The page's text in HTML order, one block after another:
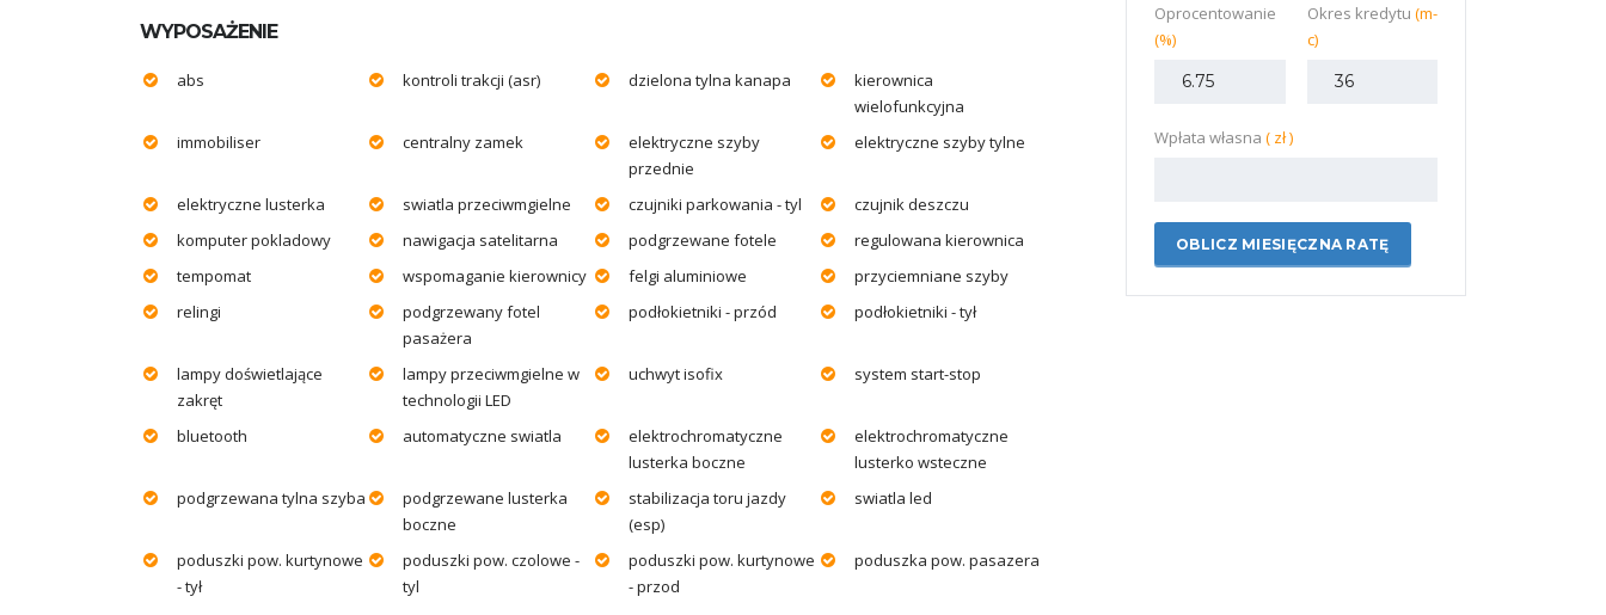
WYPOSAŻENIE
abs kontroli trakcji (asr) dzielona tylna kanapa
kierownica
wielofunkcyjna
immobiliser
centralny zamek
elektryczne szyby
przednie
elektryczne szyby tylne
elektryczne lusterka swiatla przeciwmgielne czujniki parkowania - tyl
czujnik deszczu
komputer pokladowy
nawigacja satelitarna podgrzewane fotele
regulowana kierownica
tempomat
wspomaganie kierownicy felgi aluminiowe
przyciemniane szyby
relingi
podgrzewany fotel
pasażera
podłokietniki - przód podłokietniki - tył
lampy doświetlające
zakręt
lampy przeciwmgielne w
technologii LED
uchwyt isofix system start-stop
bluetooth automatyczne swiatla
elektrochromatyczne
lusterka boczne
elektrochromatyczne
lusterko wsteczne
podgrzewana tylna szyba
podgrzewane lusterka
boczne
stabilizacja toru jazdy
(esp)
swiatla led
poduszki pow. kurtynowe
- tył
poduszki pow. czolowe -
tyl
poduszki pow. kurtynowe
- przod
poduszka pow. pasazera
Oprocentowanie
(%)
Okres kredytu (m-
c)
Wpłata własna ( zł )
OBLICZ MIESIĘCZNA RATĘ